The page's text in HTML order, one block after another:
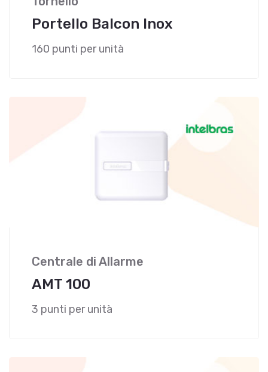
Portello Balcon Inox
160 punti per unità
Centrale di Allarme
AMT 100
3 punti per unità